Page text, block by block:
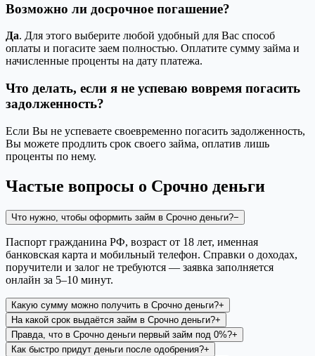
Возможно ли досрочное погашение?
Да. Для этого выберите любой удобный для Вас способ
оплаты и погасите заем полностью. Оплатите сумму займа и
начисленные проценты на дату платежа.
Что делать, если я не успеваю вовремя погасить
задолженность?
Если Вы не успеваете своевременно погасить задолженность,
Вы можете продлить срок своего займа, оплатив лишь
проценты по нему.
Частые вопросы о Срочно деньги
Что нужно, чтобы оформить займ в Срочно деньги?−
Паспорт гражданина РФ, возраст от 18 лет, именная
банковская карта и мобильный телефон. Справки о доходах,
поручители и залог не требуются — заявка заполняется
онлайн за 5–10 минут.
Какую сумму можно получить в Срочно деньги?+
На какой срок выдаётся займ в Срочно деньги?+
Правда, что в Срочно деньги первый займ под 0%?+
Как быстро придут деньги после одобрения?+